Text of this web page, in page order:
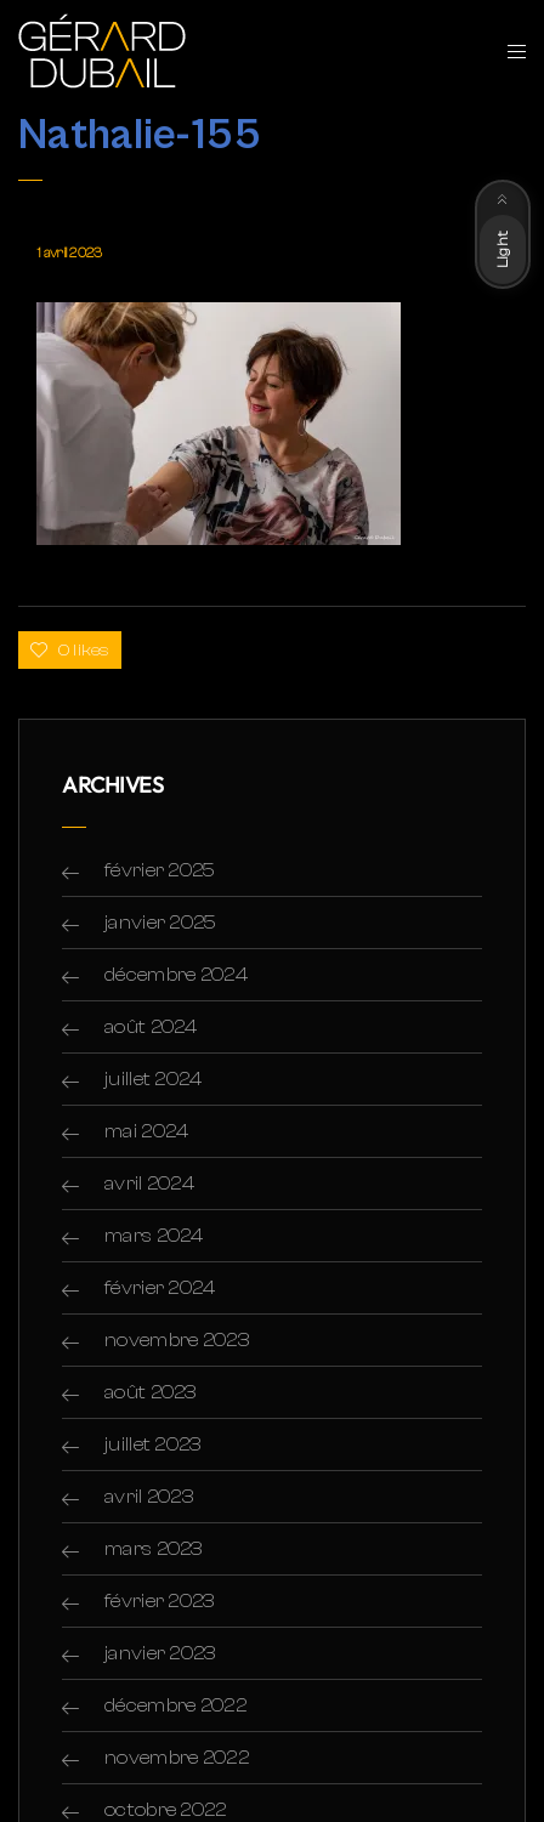
Nathalie-155
1 avril 2023
0 likes
ARCHIVES
février 2025
janvier 2025
décembre 2024
août 2024
juillet 2024
mai 2024
avril 2024
mars 2024
février 2024
novembre 2023
août 2023
juillet 2023
avril 2023
mars 2023
février 2023
janvier 2023
décembre 2022
novembre 2022
octobre 2022
Light
Dark